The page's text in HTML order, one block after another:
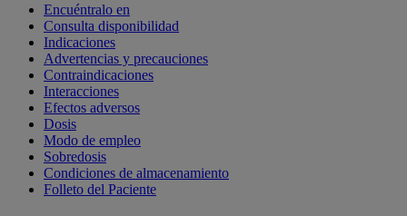
Encuéntralo en
Consulta disponibilidad
Indicaciones
Advertencias y precauciones
Contraindicaciones
Interacciones
Efectos adversos
Dosis
Modo de empleo
Sobredosis
Condiciones de almacenamiento
Folleto del Paciente